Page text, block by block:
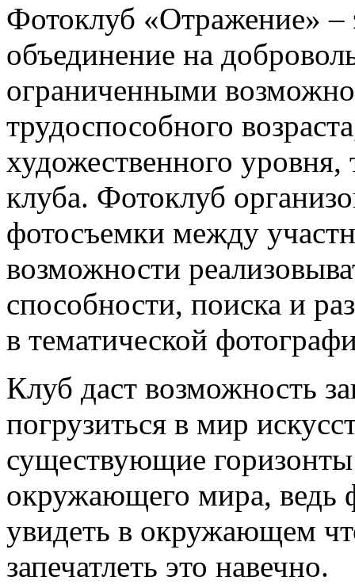
Фотоклуб «Отражение» –
объединение на
ограниченными
трудоспособного
художественного уровня,
клуба. Фотоклуб
фотосъемки между
возможности
способности, поиска и
в тематической
Клуб даст возможность
погрузиться в мир
существующие
окружающего мира, ведь
увидеть в окружающем
запечатлеть это навечно.